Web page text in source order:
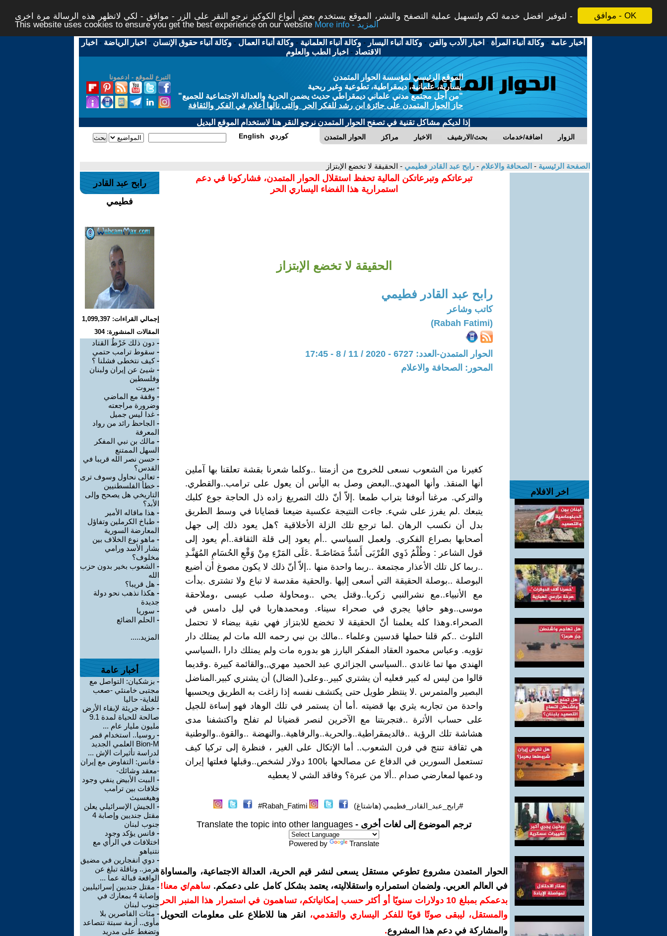
موافق - OK
لتوفير افضل خدمة لكم ولتسهيل عملية التصفح والنشر، الموقع يستخدم بعض أنواع الكوكيز نرجو النقر على الزر - موافق - لكي لاتظهر هذه الرسالة مرة اخرى -
This website uses cookies to ensure you get the best experience on our website
More info - المزيد
أخبار عامة -وكالة أنباء المرأة - اخبار الأدب والفن -وكالة أنباء اليسار -وكالة أنباء العلمانية -وكالة أنباء العمال -وكالة أنباء حقوق الإنسان - اخبار الرياضة - اخبار
الاقتصاد - اخبار الطب والعلوم
التبرع للموقع - ادعمونا
الموقع الرئيسي لمؤسسة الحوار المتمدن
يسارية، علمانية، ديمقراطية، تطوعية وغير ربحية
"من أجل مجتمع مدني علماني ديمقراطي حديث يضمن الحرية والعدالة الاجتماعية للجميع"
حاز الحوار المتمدن على جائزة ابن رشد للفكر الحر والتى نالها أعلام في الفكر والثقافة
إذا لديكم مشاكل تقنية في تصفح الحوار المتمدن نرجو النقر هنا لاستخدام الموقع البديل
الحوار المتمدن مراكز الاخبار بحث/الارشيف اضافة/خدمات الزوار English كوردي
الصفحة الرئيسية - الصحافة والاعلام - رابح عبد القادر فطيمي - الحقيقة لا تخضع الإبتزاز
اخر الافلام
تبرعاتكم وتبرعاتكن المالية تحفظ استقلال الحوار المتمدن، فشاركونا في دعم
استمرارية هذا الفضاء اليساري الحر
الحقيقة لا تخضع الإبتزاز
رابح عبد القادر فطيمي
كاتب وشاعر
(Rabah Fatimi)
الحوار المتمدن-العدد: 6727 - 2020 / 11 / 8 - 17:45
المحور: الصحافة والاعلام
كغيرنا من الشعوب نسعى للخروج من أزمتنا ..وكلما شعرنا بقشة تعلقنا بها آملين
أنها المنقذ. وأنها المهدي..البعض وصل به اليأس أن يعول على ترامب..والقطري.
والتركي. مرغنا أنوفنا بتراب طمعا .إلاّ أنّ ذلك التمريغ زاده ذل الحاجة جوع كلبك
يتبعك .لم يفرز على شيء. جاءت النتيجة عكسية ضيعنا قضايانا في وسط الطريق
بدل أن نكسب الرهان .لما ترجع تلك الزلة الأخلاقية ؟هل يعود ذلك إلى جهل
أصحابها بصراع الفكري. ولعمل السياسي ..أم يعود إلى قلة الثقافة..أم يعود إلى
قول الشاعر : وظُلْمُ ذَوِي القُرْبَى أَشَدُّ مَضَاضَـةً .عَلَى المَرْءِ مِنْ وَقْعِ الحُسَامِ المُهَنَّـدِ
..ربما كل تلك الأعذار مجتمعة ..ربما واحدة منها ..إلاّ أنّ ذلك لا يكون مصوغ أن أضيع
البوصلة ..بوصلة الحقيقة التي أسعى إليها .والحقية مقدسة لا تباع ولا تشترى .بدأت
مع الأنبياء..مع نشرالنبي زكريا..وقتل يحي ..ومحاولة صلب عيسى ،وملاحقة
موسى..وهو حافيا يجري في صحراء سيناء. ومحمدهاربا في ليل دامس في
الصحراء.وهذا كله يعلمنا أنّ الحقيقة لا تخضع للابتزاز فهي نقية بيضاء لا تحتمل
التلوث ..كم قلنا حملها قدسين وعلماء ..مالك بن نبي رحمه الله مات لم يمتلك دار
تؤويه. وعباس محمود العقاد المفكر البارز هو بدوره مات ولم يمتلك دارا ،السياسي
الهندي مها تما غاندي ..السياسي الجزائري عبد الحميد مهري,,والقائمة كبيرة .وقديما
قالوا من ليس له كبير فعليه أن يشتري كبير..وعلى( الضال) أن يشتري كبير.المناضل
البصير والمتمرس .لا ينتظر طويل حتى يكتشف نفسه إذا زاغت به الطريق ويحسبها
واحدة من تجاربه يثري بها قضيته .أما أن يستمر في تلك الوهاد فهو إساءة للجيل
على حساب الأثرة ..فتجربتنا مع الآخرين لنصر قضيانا لم تفلح واكتشفنا مدى
هشاشة تلك الرؤية ..فالديمقراطية..والحرية..والرفاهية..والنهضة ..والقوة..والوطنية
هي ثقافة تنتج في فرن الشعوب.. أما الإتكال على الغير ، فنظرة إلى تركيا كيف
تستعمل السورين في الدفاع عن مصالحها با100 دولار لشخص..وقبلها فعلتها إيران
ودعمها لمعارضي صدام ..ألا من عبرة؟ وفاقد الشي لا يعطيه
#رابح_عبد_القادر_فطيمي (هاشتاغ) Rabah_Fatimi#
ترجم الموضوع إلى لغات أخرى - Translate the topic into other languages
Powered by Translate
الحوار المتمدن مشروع تطوعي مستقل يسعى لنشر قيم الحرية، العدالة الاجتماعية، والمساواة
في العالم العربي. ولضمان استمراره واستقلاليته، يعتمد بشكل كامل على دعمكم. ساهم/ي معنا!
بدعمكم بمبلغ 10 دولارات سنويًا أو أكثر حسب إمكانياتكم، تساهمون في استمرار هذا المنبر الحر
والمستقل، ليبقى صوتًا قويًا للفكر اليساري والتقدمي،
انقر هنا للاطلاع على معلومات التحويل
والمشاركة في دعم هذا المشروع.
رابح عبد القادر
فطيمي
إجمالي القراءات: 1,099,397
المقالات المنشورة: 304
- دون ذلك خَرْطٌ القتاد
- سقوط ترامب حتمي
-كيف نتخطى فشلنا ؟
- شيئ عن إيران ولبنان
وفلسطين
- بيروت
- وقفة مع الماضي
وضرورة مراجعته
- غدا ليس جميل
- الجاحظ رائد من رواد
المعرفة
- مالك بن نبي المفكر
السهل الممتنع
- حسن نصر الله قريبا في
القدس؟
- تعالى نحاول وسوف ترى
- خطأ الفلسطنيين
التاريخي هل يصحح وإلى
الأبد؟
- هذا ماقاله الأمير
- طباخ الكرملين وتفاؤل
المعارضة السورية
- ماهو نوع الخلاف بين
بشار الأسد ورامي
مخلوف؟
- الشعوب بخير بدون حزب
الله
- هل قريبا؟
- هكذا نذهب نحو دولة
جديدة
- سوريا
- الحلم الضائع
المزيد.....
أخبار عامة
- بزشكيان: التواصل مع
مجتبى خامنئي -صعب
للغاية- حاليا
- خطة جريئة لإبقاء الأرض
صالحة للحياة لمدة 9.1
مليون مليار عام ...
- روسيا.. استخدام قمر
Bion-M العلمي الجديد
لدراسة تأثيرات الإش ...
- فانس: التفاوض مع إيران
-معقد وشائك-
- البيت الأبيض ينفي وجود
خلافات بين ترامب
وهيغسيث
- الجيش الإسرائيلي يعلن
مقتل جنديين وإصابة 4
جنوب لبنان
- فانس يؤكد وجود
اختلافات في الرأي مع
نتنياهو
- دوي انفجارين في مضيق
هرمز.. وناقلة تبلغ عن
الواقعة قبالة عما ...
- مقتل جنديين إسرائيليين
وإصابة 4 بمعارك في
جنوب لبنان
- مئات القاصرين بلا
مأوى.. أزمة سبتة تتصاعد
وتضغط على مدريد